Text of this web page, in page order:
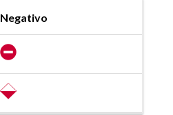
Negativo